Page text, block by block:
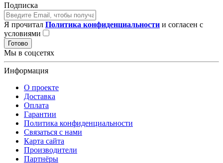
Подписка
Я прочитал Политика конфиденциальности и согласен с
условиями
Готово
Мы в соцсетях
Информация
О проекте
Доставка
Оплата
Гарантии
Политика конфиденциальности
Связаться с нами
Карта сайта
Производители
Партнёры